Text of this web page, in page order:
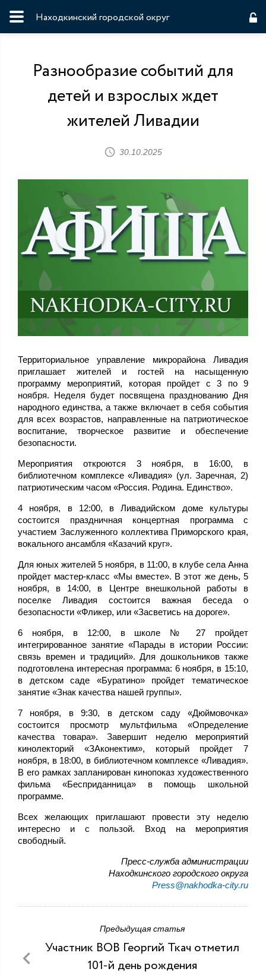
Находкинский городской округ
Разнообразие событий для
детей и взрослых ждет
жителей Ливадии
30.10.2025
Территориальное управление микрорайона Ливадия
приглашает жителей и гостей на насыщенную
программу мероприятий, которая пройдет с 3 по 9
ноября. Неделя будет посвящена празднованию Дня
народного единства, а также включает в себя события
для всех возрастов, направленные на патриотическое
воспитание, творческое развитие и обеспечение
безопасности.
Мероприятия откроются 3 ноября, в 16:00, в
библиотечном комплексе «Ливадия» (ул. Заречная, 2)
патриотическим часом «Россия. Родина. Единство».
4 ноября, в 12:00, в Ливадийском доме культуры
состоится праздничная концертная программа с
участием Заслуженного коллектива Приморского края,
вокального ансамбля «Казачий круг».
Для юных жителей 5 ноября, в 11:00, в клубе села Анна
пройдет мастер-класс «Мы вместе». В этот же день, 5
ноября, в 14:00, в Центре внешкольной работы в
поселке Ливадия состоится важная беседа о
безопасности «Фликер, или «Засветись на дороге».
6 ноября, в 12:00, в школе № 27 пройдет
интегрированное занятие «Парады в истории России:
связь времен и традиций». Для дошкольников также
подготовлена интересная программа: 6 ноября, в 15:10,
в детском саде «Буратино» пройдет тематическое
занятие «Знак качества нашей группы».
7 ноября, в 9:30, в детском саду «Дюймовочка»
состоится просмотр мультфильма «Определение
качества товара». Завершит неделю мероприятий
кинолекторий «ЗАконектим», который пройдет 7
ноября, в 18:00, в библиотечном комплексе «Ливадия».
В его рамках запланирован кинопоказ художественного
фильма «Бесприданница» в помощь школьной
программе.
Всех желающих приглашают провести эту неделю
интересно и с пользой. Вход на мероприятия
свободный.
Пресс-служба администрации
Находкинского городского округа
Press@nakhodka-city.ru
Предыдущая статья
Участник ВОВ Георгий Ткач отметил
101-й день рождения